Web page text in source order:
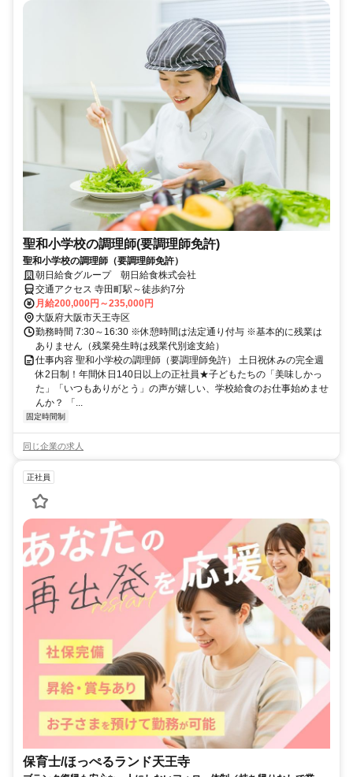
聖和小学校の調理師(要調理師免許)
聖和小学校の調理師（要調理師免許）
朝日給食グループ 朝日給食株式会社
交通アクセス 寺田町駅～徒歩約7分
月給200,000円～235,000円
大阪府大阪市天王寺区
勤務時間 7:30～16:30 ※休憩時間は法定通り付与 ※基本的に残業は
ありません（残業発生時は残業代別途支給）
仕事内容 聖和小学校の調理師（要調理師免許） 土日祝休みの完全週
休2日制！年間休日140日以上の正社員★子どもたちの「美味しかっ
た」「いつもありがとう」の声が嬉しい、学校給食のお仕事始めませ
んか？ 「...
固定時間制
同じ企業の求人
正社員
保育士/ほっぺるランド天王寺